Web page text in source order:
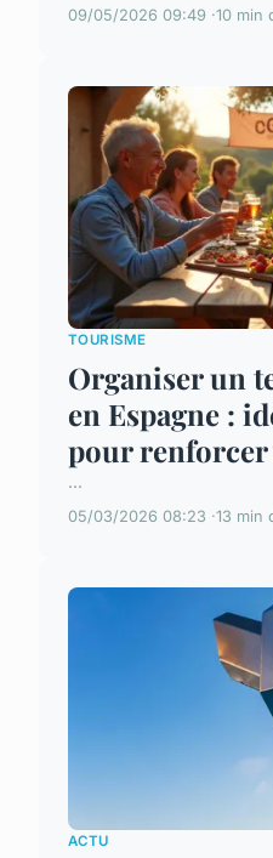
09/05/2026 09:49 10 min
TOURISME
Organiser un
en Espagne :
pour renforcer
...
05/03/2026 08:23 13 min
ACTU